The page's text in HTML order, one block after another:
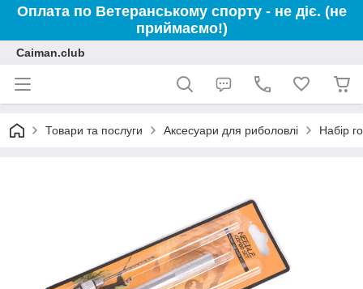
Оплата по Ветеранському спорту - не діє. (не
приймаємо!)
Caiman.club
Товари та послуги Аксесуари для риболовлі Набір